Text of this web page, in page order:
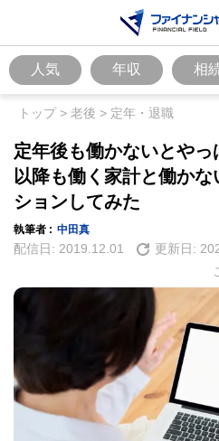
人気 年収 相
トップ> 老後 > 定年・退職
定年後も働かないとや
以降も働く家計と働か
ションしてみた
執筆者 : 中田真
配信日: 2019.12.01 更新日: